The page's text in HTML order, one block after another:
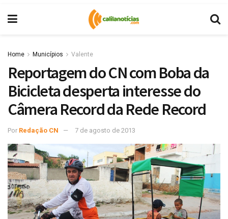
Home Municípios Valente
Reportagem do CN com Boba da
Bicicleta desperta interesse do
Câmera Record da Rede Record
Por Redação CN 7 de agosto de 2013